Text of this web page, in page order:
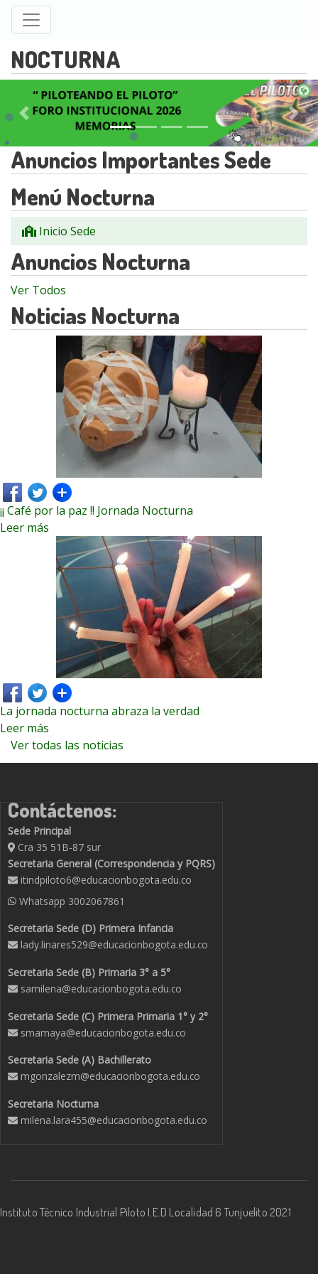
NOCTURNA
Anterior
Anuncios Importantes Sede
Menú Nocturna
Inicio Sede
Anuncios Nocturna
Ver Todos
Noticias Nocturna
¡¡ Café por la paz !! Jornada Nocturna
Leer más
La jornada nocturna abraza la verdad
Leer más
Ver todas las noticias
Contáctenos:
Sede Principal
Cra 35 51B-87 sur
Secretaria General (Correspondencia y PQRS)
itindpiloto6@educacionbogota.edu.co
Whatsapp 3002067861
Secretaria Sede (D) Primera Infancia
lady.linares529@educacionbogota.edu.co
Secretaria Sede (B) Primaria 3° a 5°
samilena@educacionbogota.edu.co
Secretaria Sede (C) Primera Primaria 1° y 2°
smamaya@educacionbogota.edu.co
Secretaria Sede (A) Bachillerato
mgonzalezm@educacionbogota.edu.co
Secretaria Nocturna
milena.lara455@educacionbogota.edu.co
Instituto Técnico Industrial Piloto I.E.D Localidad 6 Tunjuelito 2021